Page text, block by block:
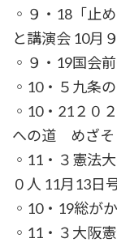
◦９・18「止
と講演会 10月
◦９・19国会
◦10・５九条
◦10・21２０
への道 めざそ
◦11・３憲法
０人 11月13日
◦10・19総が
◦11・３大阪